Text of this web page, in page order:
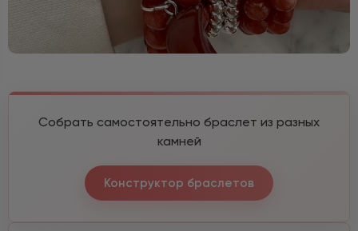
Собрать самостоятельно браслет из разных
камней
Конструктор браслетов